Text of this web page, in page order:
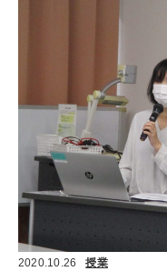
2020.10.26 授業